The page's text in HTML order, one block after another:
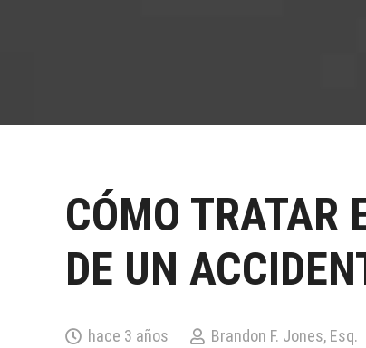
CÓMO TRATAR
DE UN
hace 3 años Brandon F. Jones, Esq.